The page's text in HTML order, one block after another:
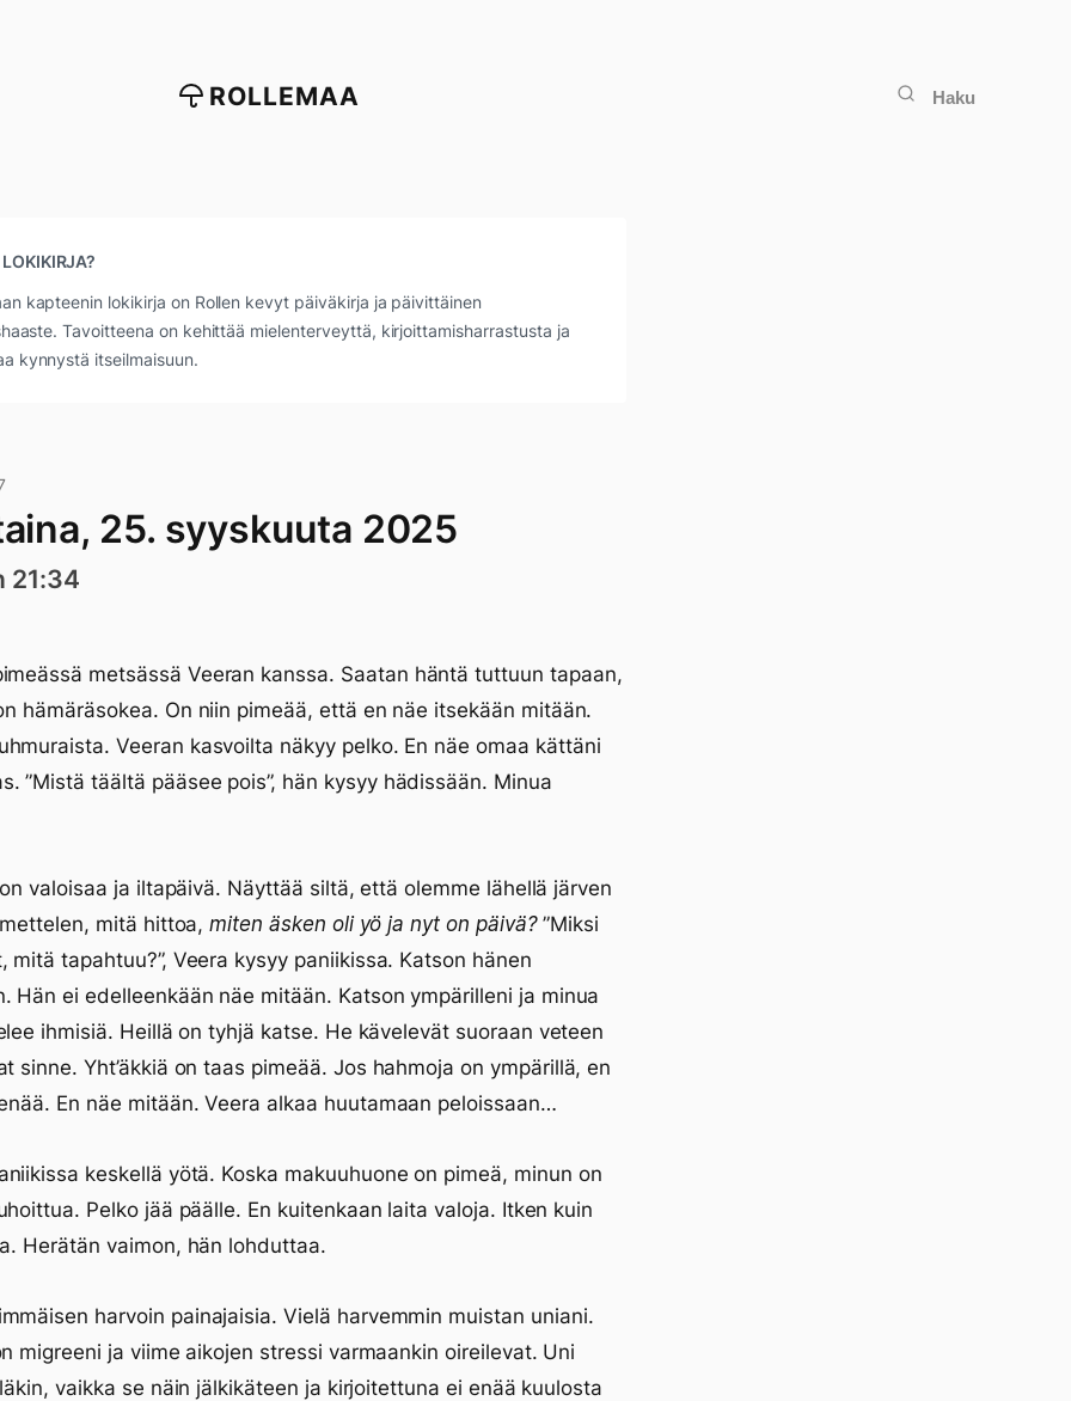
ROLLEMAA Haku
kapteenin lokikirja on Rollen kevyt päiväkirja ja päivittäinen
Tavoitteena on kehittää mielenterveyttä, kirjoittamisharrastusta ja
kynnystä itseilmaisuun.
25. syyskuuta 2025
21:34
metsässä Veeran kanssa. Saatan häntä tuttuun tapaan,
hämäräsokea. On niin pimeää, että en näe itsekään mitään.
Veeran kasvoilta näkyy pelko. En näe omaa kättäni
”Mistä täältä pääsee pois”, hän kysyy hädissään. Minua
on valoisaa ja iltapäivä. Näyttää siltä, että olemme lähellä järven
mitä hittoa,miten äsken oli yö ja nyt on päivä?”Miksi
mitä tapahtuu?”, Veera kysyy paniikissa. Katson hänen
Hän ei edelleenkään näe mitään. Katson ympärilleni ja minua
ihmisiä. Heillä on tyhjä katse. He kävelevät suoraan veteen
sinne. Yht’äkkiä on taas pimeää. Jos hahmoja on ympärillä, en
En näe mitään. Veera alkaa huutamaan peloissaan…
keskellä yötä. Koska makuuhuone on pimeä, minun on
Pelko jää päälle. En kuitenkaan laita valoja. Itken kuin
Herätän vaimon, hän lohduttaa.
harvoin painajaisia. Vielä harvemmin muistan uniani.
migreeni ja viime aikojen stressi varmaankin oireilevat. Uni
vaikka se näin jälkikäteen ja kirjoitettuna ei enää kuulosta